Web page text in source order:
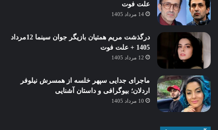
علت فوت
14 مرداد 1405
درگذشت مریم همتیان بازیگر جوان سینما 12مرداد
1405 + علت فوت
12 مرداد 1405
ماجرای جدایی سپهر خلسه از همسرش نیلوفر
اردلان؛ بیوگرافی و داستان آشنایی
10 مرداد 1405